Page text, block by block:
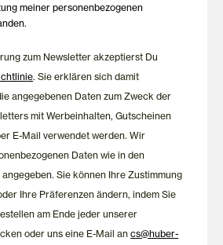
Passformen – auch für größere Cups.
bei der Wahl deiner BH-Größe oder
rund um Größen, Passformen
meiner personenbezogenen
zum Newsletter akzeptierst Du
. Sie erklären sich damit
angegebenen Daten zum Zweck der
mit Werbeinhalten, Gutscheinen
E-Mail verwendet werden. Wir
Daten wie in den
angegeben. Sie können Ihre Zustimmung
Ihre Präferenzen ändern, indem Sie
am Ende jeder unserer
oder uns eine E-Mail ancs@huber-